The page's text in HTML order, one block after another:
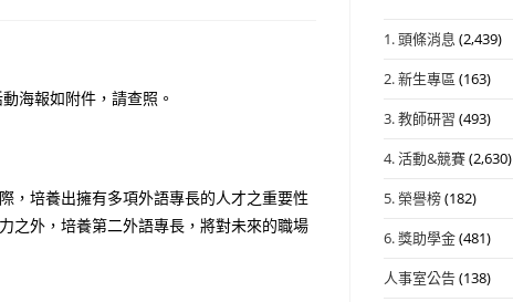
海報如附件，請查照。
，培養出擁有多項外語專長的人才之重要性
之外，培養第二外語專長，將對未來的職場
1. 頭條消息 (2,439)
2. 新生專區 (163)
3. 教師研習 (493)
4. 活動&競賽(2,630)
5. 榮譽榜(182)
6. 獎助學金(481)
人事室公告(138)